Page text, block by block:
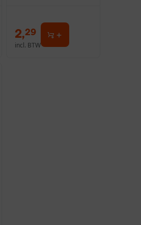
2,29
incl. BTW